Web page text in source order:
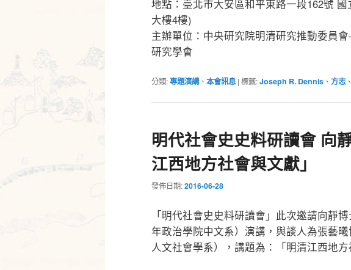
地點：臺北市大安區和平東路一段162號
大樓4樓)
主辦單位：中央研究院明清研究推動委員
研究學會
分類:專題演講、 本會訊息 | 標籤:Joseph R. Dennis 、 方志、
明代社會史史料研讀會 向
江西地方社會與文獻」
發佈日期:2016-06-28
「明代社會史史料研讀會」此次邀請向靜
年政治學院中文系）演講，與談人為張藝
人文社會學系），講題為：「明清江西地方